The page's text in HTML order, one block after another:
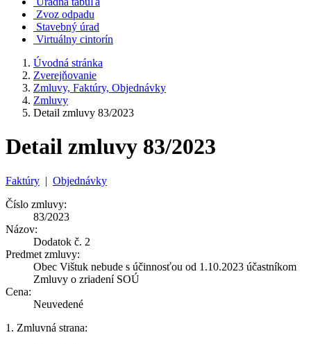
Zvoz odpadu
Stavebný úrad
Virtuálny cintorín
Úvodná stránka
Zverejňovanie
Zmluvy, Faktúry, Objednávky
Zmluvy
Detail zmluvy 83/2023
Detail zmluvy 83/2023
Faktúry | Objednávky
Číslo zmluvy:
83/2023
Názov:
Dodatok č. 2
Predmet zmluvy:
Obec Vištuk nebude s účinnosťou od 1.10.2023 účastníkom
Zmluvy o zriadení SOÚ
Cena:
Neuvedené
1. Zmluvná strana: